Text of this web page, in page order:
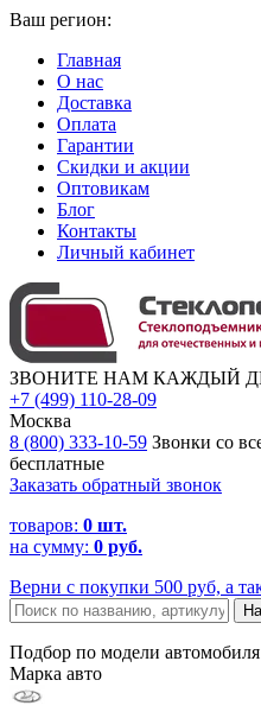
Ваш регион:
Главная
О нас
Доставка
Оплата
Гарантии
Скидки и акции
Оптовикам
Блог
Контакты
Личный кабинет
ЗВОНИТЕ НАМ КАЖДЫЙ
+7 (499) 110-28-09
Москва
8 (800) 333-10-59 Звонки со
бесплатные
Заказать обратный звонок
товаров: 0 шт.
на сумму: 0 руб.
Верни с покупки 500 руб, а
Подбор по модели автомобиля
Марка авто